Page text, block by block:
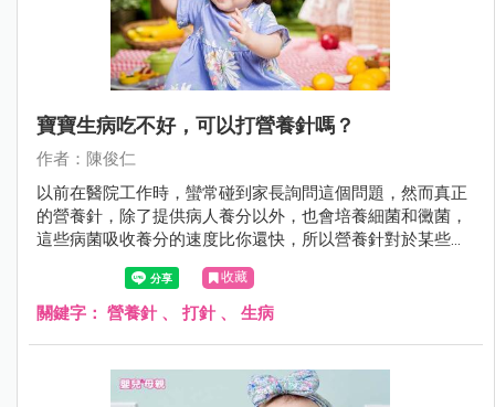
寶寶生病吃不好，可以打營養針嗎？
作者：陳俊仁
以前在醫院工作時，蠻常碰到家長詢問這個問題，然而真正
的營養針，除了提供病人養分以外，也會培養細菌和黴菌，
這些病菌吸收養分的速度比你還快，所以營養針對於某些人
來說並不是補品，很可能反而是「毒藥」。
收藏
關鍵字： 營養針 、 打針 、 生病